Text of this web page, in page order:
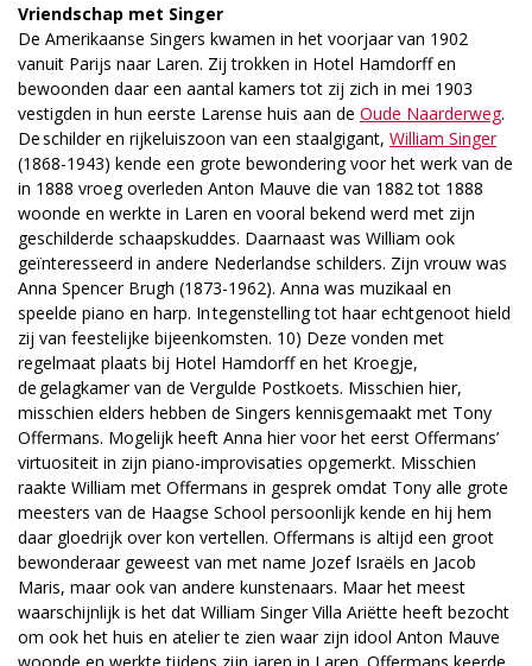
Vriendschap met Singer
De Amerikaanse Singers kwamen in het voorjaar van 1902
vanuit Parijs naar Laren. Zij trokken in Hotel Hamdorff en
bewoonden daar een aantal kamers tot zij zich in mei 1903
vestigden in hun eerste Larense huis aan de Oude Naarderweg.
De schilder en rijkeluiszoon van een staalgigant, William Singer
(1868-1943) kende een grote bewondering voor het werk van de
in 1888 vroeg overleden Anton Mauve die van 1882 tot 1888
woonde en werkte in Laren en vooral bekend werd met zijn
geschilderde schaapskuddes. Daarnaast was William ook
geïnteresseerd in andere Nederlandse schilders. Zijn vrouw was
Anna Spencer Brugh (1873-1962). Anna was muzikaal en
speelde piano en harp. In tegenstelling tot haar echtgenoot hield
zij van feestelijke bijeenkomsten. 10) Deze vonden met
regelmaat plaats bij Hotel Hamdorff en het Kroegje,
de gelagkamer van de Vergulde Postkoets. Misschien hier,
misschien elders hebben de Singers kennisgemaakt met Tony
Offermans. Mogelijk heeft Anna hier voor het eerst Offermans’
virtuositeit in zijn piano-improvisaties opgemerkt. Misschien
raakte William met Offermans in gesprek omdat Tony alle grote
meesters van de Haagse School persoonlijk kende en hij hem
daar gloedrijk over kon vertellen. Offermans is altijd een groot
bewonderaar geweest van met name Jozef Israëls en Jacob
Maris, maar ook van andere kunstenaars. Maar het meest
waarschijnlijk is het dat William Singer Villa Ariëtte heeft bezocht
om ook het huis en atelier te zien waar zijn idool Anton Mauve